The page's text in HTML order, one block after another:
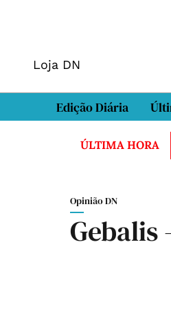
Loja DN
Edição Diária
ÚLTIMA HORA
Opinião DN
Gebalis